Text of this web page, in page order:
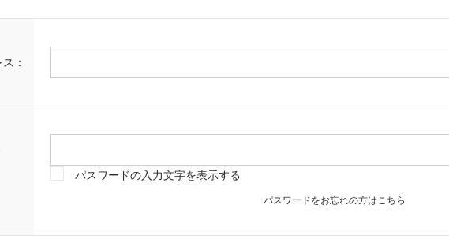
：
パスワードの入力文字を表示する
パスワードをお忘れの方はこちら